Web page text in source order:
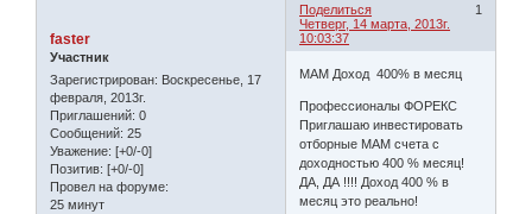
Поделиться
1
Четверг, 14 марта, 2013г.
10:03:37
faster
Участник
Зарегистрирован: Воскресенье, 17
февраля, 2013г.
Приглашений: 0
Сообщений: 25
Уважение: [+0/-0]
Позитив: [+0/-0]
Провел на форуме:
25 минут
МАМ Доход 400% в месяц
Профессионалы ФОРЕКС
Приглашаю инвестировать
отборные МАМ счета с
доходностью 400 % месяц!
ДА, ДА !!!! Доход 400 % в
месяц это реально!